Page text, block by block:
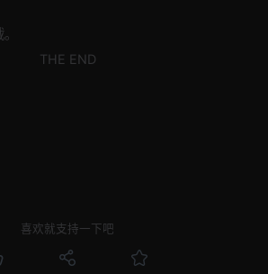
THE END
喜欢就支持一下吧